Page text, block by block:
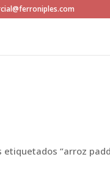
etiquetados “arroz